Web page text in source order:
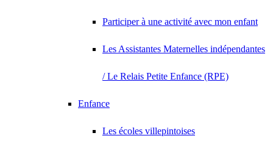
Participer à une activité avec mon enfant
Les Assistantes Maternelles indépendantes
/ Le Relais Petite Enfance (RPE)
Enfance
Les écoles villepintoises